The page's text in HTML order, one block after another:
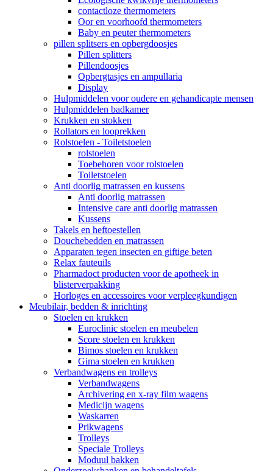
contactloze thermometers
Oor en voorhoofd thermometers
Baby en peuter thermometers
pillen splitsers en opbergdoosjes
Pillen splitters
Pillendoosjes
Opbergtasjes en ampullaria
Display
Hulpmiddelen voor oudere en gehandicapte mensen
Hulpmiddelen badkamer
Krukken en stokken
Rollators en looprekken
Rolstoelen - Toiletstoelen
rolstoelen
Toebehoren voor rolstoelen
Toiletstoelen
Anti doorlig matrassen en kussens
Anti doorlig matrassen
Intensive care anti doorlig matrassen
Kussens
Takels en heftoestellen
Douchebedden en matrassen
Apparaten tegen insecten en giftige beten
Relax fauteuils
Pharmadoct producten voor de apotheek in
blisterverpakking
Horloges en accessoires voor verpleegkundigen
Meubilair, bedden & inrichting
Stoelen en krukken
Euroclinic stoelen en meubelen
Score stoelen en krukken
Bimos stoelen en krukken
Gima stoelen en krukken
Verbandwagens en trolleys
Verbandwagens
Archivering en x-ray film wagens
Medicijn wagens
Waskarren
Prikwagens
Trolleys
Speciale Trolleys
Moduul bakken